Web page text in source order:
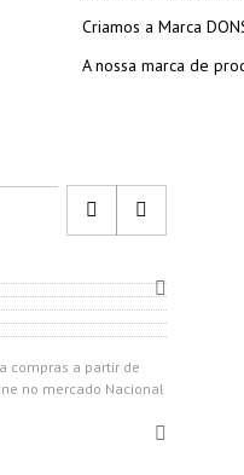
Criamos a Marca
A nossa marca de
compras a partir de
no mercado Nacional